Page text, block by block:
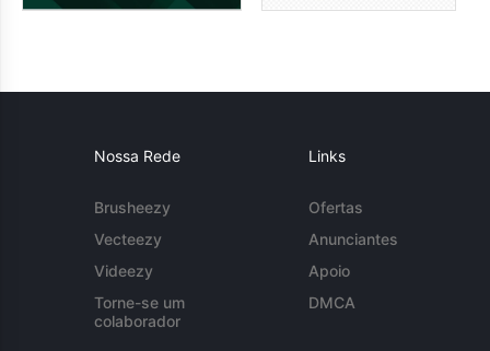
Nossa Rede
Brusheezy
Vecteezy
Videezy
Torne-se um
colaborador
Links
Ofertas
Anunciantes
Apoio
DMCA